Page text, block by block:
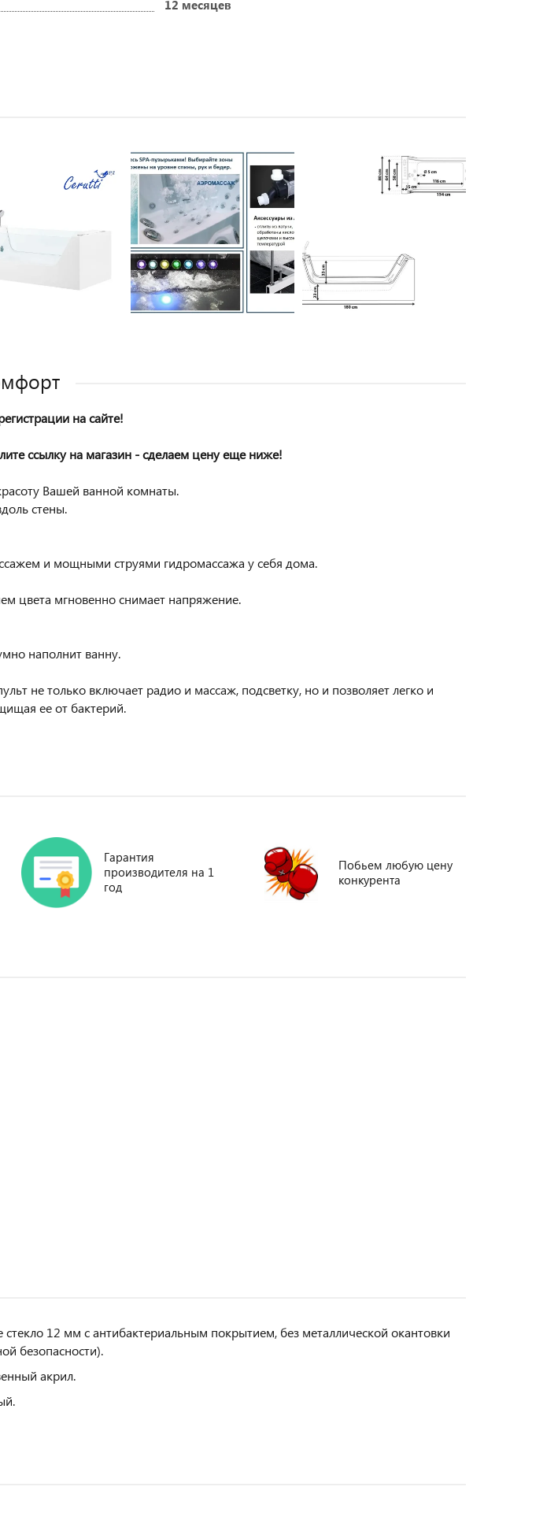
12 месяцев
на сайте!
ссылку на магазин - сделаем цену еще ниже!
Вашей ванной комнаты.
стены.
и мощными струями гидромассажа у себя дома.
цвета мгновенно снимает напряжение.
наполнит ванну.
не только включает радио и массаж, подсветку, но и позволяет легко и
ее от бактерий.
Гарантия
производителя на 1
год
Побьем любую цену
конкурента
12 мм с антибактериальным покрытием, без металлической окантовки
безопасности).
акрил.